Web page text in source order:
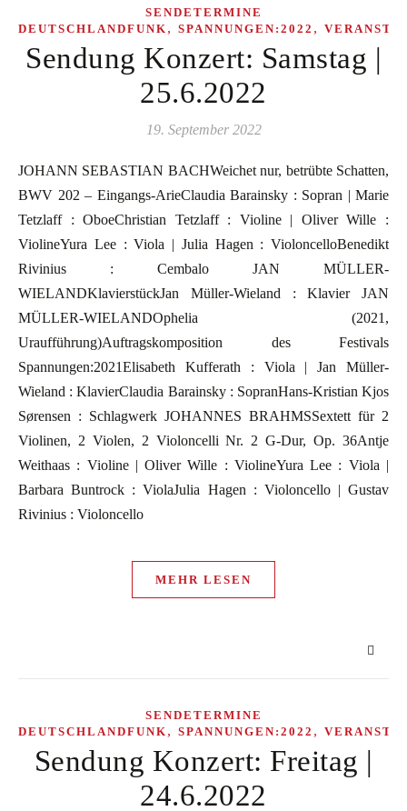
SENDETERMINE
DEUTSCHLANDFUNK , SPANNUNGEN:2022 ,
Sendung Konzert: Samstag |
25.6.2022
19. September 2022
JOHANN SEBASTIAN BACHWeichet nur, betrübte Schatten,
BWV 202 – Eingangs-ArieClaudia Barainsky : Sopran | Marie
Tetzlaff : OboeChristian Tetzlaff : Violine | Oliver Wille :
ViolineYura Lee : Viola | Julia Hagen : VioloncelloBenedikt
Rivinius : Cembalo JAN MÜLLER-
WIELANDKlavierstückJan Müller-Wieland : Klavier JAN
MÜLLER-WIELANDOphelia (2021,
Uraufführung)Auftragskomposition des Festivals
Spannungen:2021Elisabeth Kufferath : Viola | Jan Müller-
Wieland : KlavierClaudia Barainsky : SopranHans-Kristian Kjos
Sørensen : Schlagwerk JOHANNES BRAHMSSextett für 2
Violinen, 2 Violen, 2 Violoncelli Nr. 2 G-Dur, Op. 36Antje
Weithaas : Violine | Oliver Wille : ViolineYura Lee : Viola |
Barbara Buntrock : ViolaJulia Hagen : Violoncello | Gustav
Rivinius : Violoncello
MEHR LESEN
SENDETERMINE
DEUTSCHLANDFUNK , SPANNUNGEN:2022 ,
Sendung Konzert: Freitag |
24.6.2022